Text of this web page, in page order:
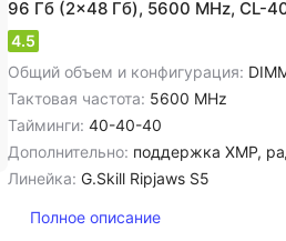
96 Гб (2x48 Гб), 5600 MHz, CL-
4.5
Общий объем и конфигурация:
Тактовая частота: 5600 MHz
Тайминги: 40-40-40
Дополнительно: поддержка XMP,
Линейка: G.Skill Ripjaws S5
Полное описание